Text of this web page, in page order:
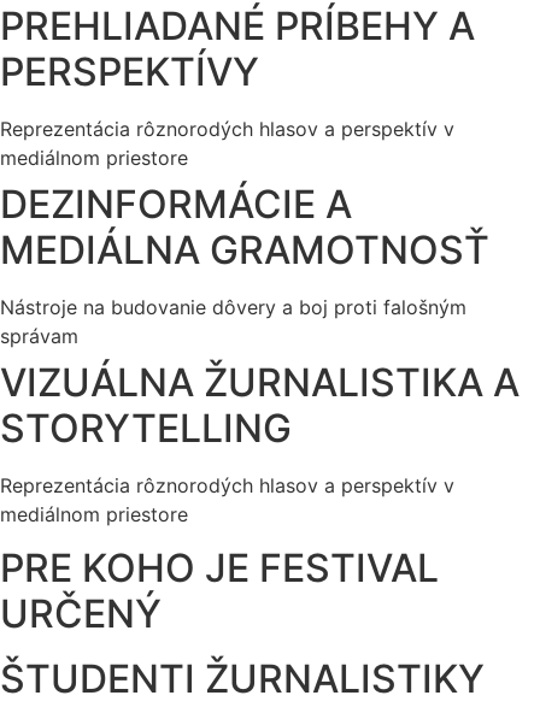
PREHLIADANÉ PRÍBEHY A
PERSPEKTÍVY
Reprezentácia rôznorodých hlasov a perspektív v
mediálnom priestore
DEZINFORMÁCIE A
MEDIÁLNA GRAMOTNOSŤ
Nástroje na budovanie dôvery a boj proti falošným
správam
VIZUÁLNA ŽURNALISTIKA A
STORYTELLING
Reprezentácia rôznorodých hlasov a perspektív v
mediálnom priestore
PRE KOHO JE FESTIVAL
URČENÝ
ŠTUDENTI ŽURNALISTIKY